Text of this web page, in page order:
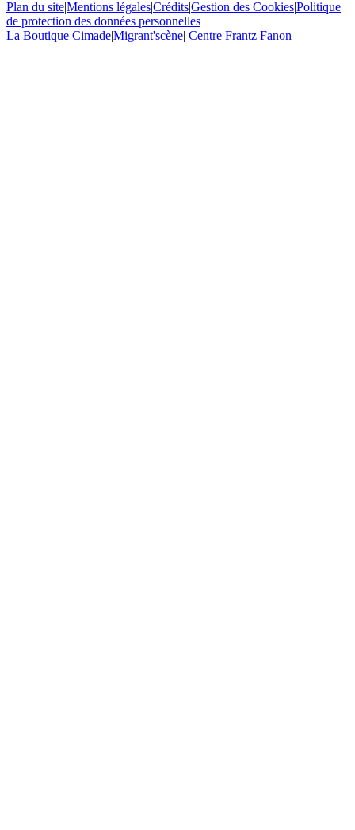
Plan du site|Mentions légales|Crédits|Gestion des Cookies|Politique
de protection des données personnelles
La Boutique Cimade|Migrant'scène| Centre Frantz Fanon